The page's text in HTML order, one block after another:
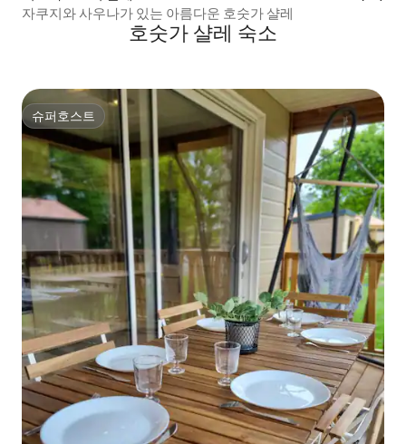
자쿠지와 사우나가 있는 아름다운 호숫가 샬레
호숫가 샬레 숙소
슈퍼호스트
슈퍼호스트